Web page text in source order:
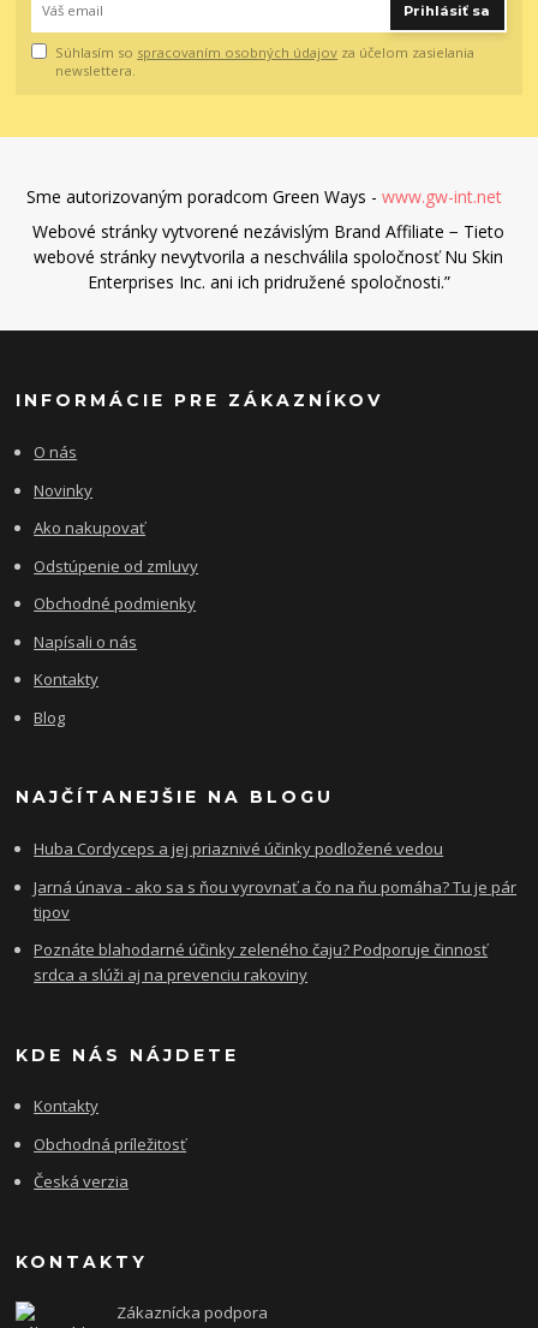
Prihlásiť sa
Súhlasím so spracovaním osobných údajov za účelom zasielania
newslettera.
Sme autorizovaným poradcom Green Ways - www.gw-int.net
Webové stránky vytvorené nezávislým Brand Affiliate − Tieto
webové stránky nevytvorila a neschválila spoločnosť Nu Skin
Enterprises Inc. ani ich pridružené spoločnosti.”
INFORMÁCIE PRE ZÁKAZNÍKOV
O nás
Novinky
Ako nakupovať
Odstúpenie od zmluvy
Obchodné podmienky
Napísali o nás
Kontakty
Blog
NAJČÍTANEJŠIE NA BLOGU
Huba Cordyceps a jej priaznivé účinky podložené vedou
Jarná únava - ako sa s ňou vyrovnať a čo na ňu pomáha? Tu je pár
tipov
Poznáte blahodarné účinky zeleného čaju? Podporuje činnosť
srdca a slúži aj na prevenciu rakoviny
KDE NÁS NÁJDETE
Kontakty
Obchodná príležitosť
Česká verzia
KONTAKTY
Zákaznícka podpora